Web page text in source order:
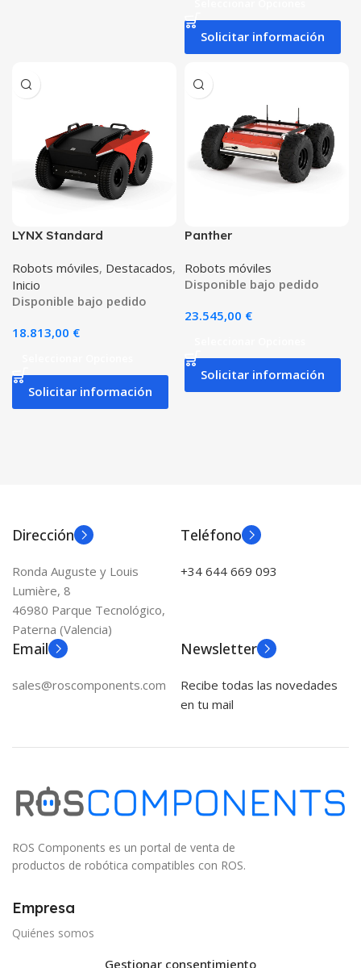
Gestionar consentimiento
Solicitar información
LYNX Standard
Robots móviles, Destacados,
Inicio
Disponible bajo pedido
18.813,00 €
Solicitar información
Panther
Robots móviles
Disponible bajo pedido
23.545,00 €
Solicitar información
Dirección
Ronda Auguste y Louis
Lumière, 8
46980 Parque Tecnológico,
Paterna (Valencia)
Teléfono
+34 644 669 093
Email
sales@roscomponents.com
Newsletter
Recibe todas las novedades
en tu mail
ROS Components es un portal de venta de
productos de robótica compatibles con ROS.
Empresa
Quiénes somos